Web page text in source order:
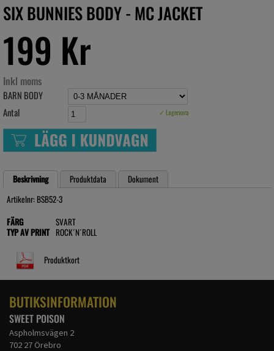
SIX BUNNIES BODY - MC JACKET
199 Kr
Inkl moms
BARN BODY
Antal
✓ Lagervara
Beskrivning Produktdata
Dokument
Artikelnr: BSB52-3
FÄRG
SVART
TYP AV PRINT ROCK´N´ROLL
Produktkort
BUTIKSINFORMATION
SWEET POISON
Aspholmsvägen 2
702 27 Örebro